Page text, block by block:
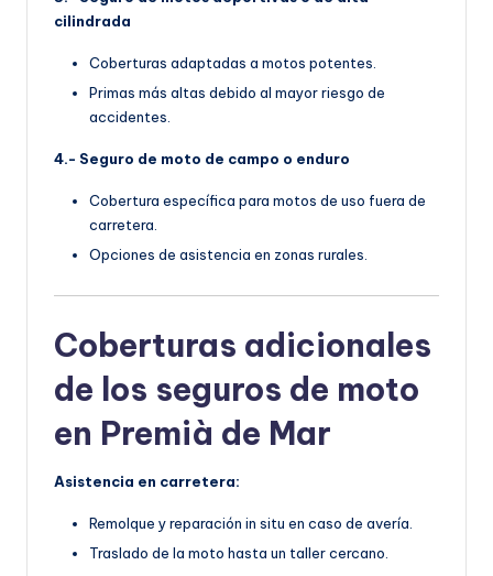
cilindrada
Coberturas adaptadas a motos potentes.
Primas más altas debido al mayor riesgo de
accidentes.
4.- Seguro de moto de campo o enduro
Cobertura específica para motos de uso fuera de
carretera.
Opciones de asistencia en zonas rurales.
Coberturas adicionales
de los seguros de moto
en Premià de Mar
Asistencia en carretera:
Remolque y reparación in situ en caso de avería.
Traslado de la moto hasta un taller cercano.